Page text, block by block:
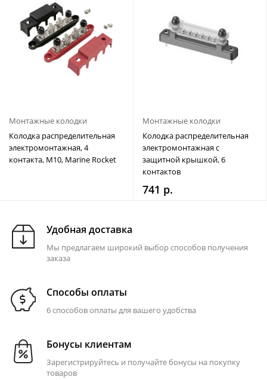
Монтажные колодки
Колодка распределительная
электромонтажная, 4
контакта, M10, Marine Rocket
Монтажные колодки
Колодка распределительная
электромонтажная с
защитной крышкой, 6
контактов
741 р.
Удобная доставка
Мы предлагаем широкий выбор способов получения
заказа
Способы оплаты
6 способов оплаты для вашего удобства
Бонусы клиентам
Зарегистрируйтесь и получайте бонусы на покупку
товаров